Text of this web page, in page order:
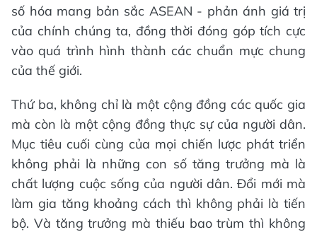
số hóa mang bản sắc ASEAN - phản ánh giá trị
của chính chúng ta, đồng thời đóng góp tích cực
vào quá trình hình thành các chuẩn mực chung
của thế giới.
Thứ ba, không chỉ là một cộng đồng các quốc gia
mà còn là một cộng đồng thực sự của người dân.
Mục tiêu cuối cùng của mọi chiến lược phát triển
không phải là những con số tăng trưởng mà là
chất lượng cuộc sống của người dân. Đổi mới mà
làm gia tăng khoảng cách thì không phải là tiến
bộ. Và tăng trưởng mà thiếu bao trùm thì không